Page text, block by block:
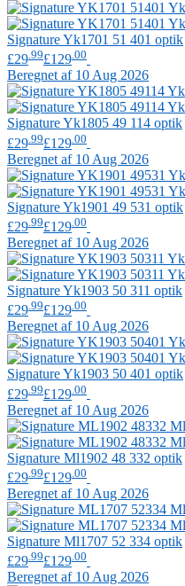
SignatureYk1701 51 401 optik
£29 .99£129 .00
Beregnet af 10 Aug 2026
SignatureYk1805 49 114 optik
£29 .99£129 .00
Beregnet af 10 Aug 2026
SignatureYk1901 49 531 optik
£29 .99£129 .00
Beregnet af 10 Aug 2026
SignatureYk1903 50 311 optik
£29 .99£129 .00
Beregnet af 10 Aug 2026
SignatureYk1903 50 401 optik
£29 .99£129 .00
Beregnet af 10 Aug 2026
Signature Ml1902 48 332 optik
£29 .99£129 .00
Beregnet af 10 Aug 2026
Signature Ml1707 52 334 optik
£29 .99£129 .00
Beregnet af 10 Aug 2026